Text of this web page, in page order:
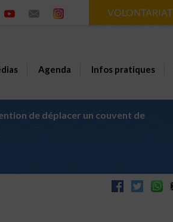
VOLONTARIAT
Agenda Infos pratiques
de déplacer un couvent de